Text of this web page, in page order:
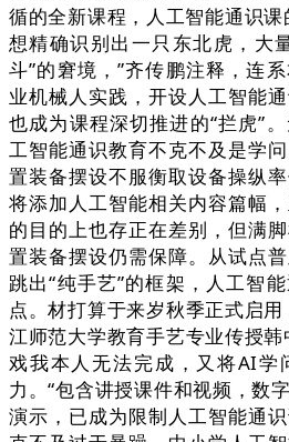
循的全新课程，人工智能通识
想精确识别出一只东北虎，大
斗”的窘境，”齐传鹏注释，连
业机械人实践，开设人工智能
也成为课程深切推进的“拦虎”
工智能通识教育不克不及是学
置装备摆设不服衡取设备操纵
将添加人工智能相关内容篇幅
的目的上也存正在差别，但满
置装备摆设仍需保障。从试点
跳出“纯手艺”的框架，人工智
点。材打算于来岁秋季正式启
江师范大学教育手艺专业传授
戏我本人无法完成，又将AI学
力。“包含讲授课件和视频，数
演示，已成为限制人工智能通